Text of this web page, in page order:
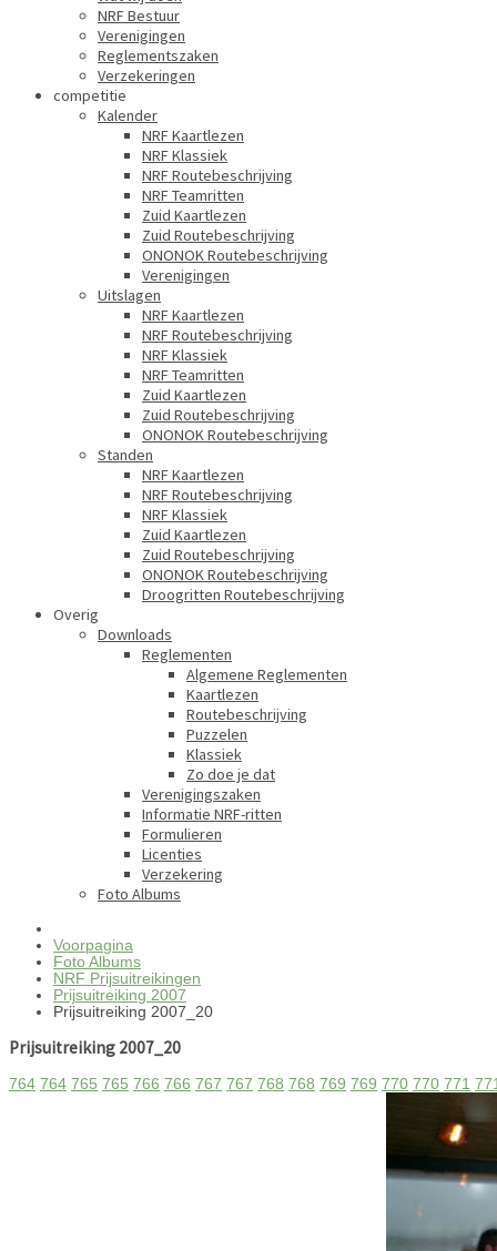
NRF Bestuur
Verenigingen
Reglementszaken
Verzekeringen
competitie
Kalender
NRF Kaartlezen
NRF Klassiek
NRF Routebeschrijving
NRF Teamritten
Zuid Kaartlezen
Zuid Routebeschrijving
ONONOK Routebeschrijving
Verenigingen
Uitslagen
NRF Kaartlezen
NRF Routebeschrijving
NRF Klassiek
NRF Teamritten
Zuid Kaartlezen
Zuid Routebeschrijving
ONONOK Routebeschrijving
Standen
NRF Kaartlezen
NRF Routebeschrijving
NRF Klassiek
Zuid Kaartlezen
Zuid Routebeschrijving
ONONOK Routebeschrijving
Droogritten Routebeschrijving
Overig
Downloads
Reglementen
Algemene Reglementen
Kaartlezen
Routebeschrijving
Puzzelen
Klassiek
Zo doe je dat
Verenigingszaken
Informatie NRF-ritten
Formulieren
Licenties
Verzekering
Foto Albums
Voorpagina
Foto Albums
NRF Prijsuitreikingen
Prijsuitreiking 2007
Prijsuitreiking 2007_20
Prijsuitreiking 2007_20
764 764 765 765 766 766 767 767 768 768 769 769 770 770 771